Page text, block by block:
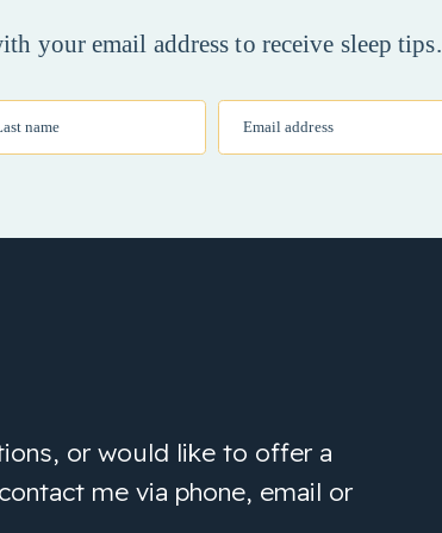
your email address to receive sleep tips.
name Email address
or would like to offer a
me via phone, email or